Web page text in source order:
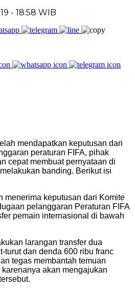
- 18:58 WIB
mendapatkan keputusan dari
peraturan FIFA, pihak
cepat membuat pernyataan di
banding. Berikut isi
menerima keputusan dari Komite
pelanggaran Peraturan FIFA
pemain internasional di bawah
larangan transfer dua
turut dan denda 600 ribu franc
tegas membantah temuan
akan mengajukan